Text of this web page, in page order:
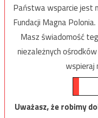
Państwa wsparcie jest
Fundacji Magna Polonia.
Masz świadomość
niezależnych
wspieraj
Uważasz, że robimy